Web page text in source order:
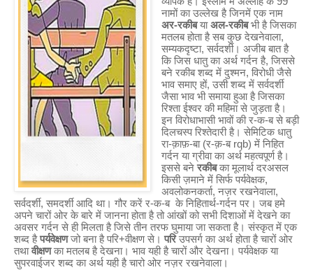
नामों का उल्लेख है जिनमें एक नाम
अर-रकीबयाअल-रकीबभी है जिसका
मतलब होता है सब कुछ देखनेवाला,
सम्यकदृष्टा, सर्वदर्शी। अजीब बात है
कि जिस धातु का अर्थ गर्दन है, जिससे
बने रकीब शब्द में दुश्मन, विरोधी जैसे
भाव समाए हों, उसी शब्द में सर्वदर्शी
जैसा भाव भी समाया हुआ है जिसका
रिश्ता ईश्वर की महिमा से जुड़ता है।
इन विरोधाभासी भावों की र-क-ब से बड़ी
दिलचस्प रिश्तेदारी है। सेमिटिक धातु
रा-क़ाफ़-बा (र-क़-ब rqb) में निहित
गर्दन या ग्रीवा का अर्थ महत्वपूर्ण है।
इससे बने रकीबका मूलार्थ दरअसल
किसी ज़माने में सिर्फ पर्यवेक्षक,
अवलोकनकर्ता, नज़र रखनेवाला,
सर्वदर्शी, समदर्शी आदि था। गौर करें र-क-ब के निहितार्थ-गर्दन पर। जब हमे
अपने चारों ओर के बारे में जानना होता है तो आंखों को सभी दिशाओं में देखने का
अवसर गर्दन से ही मिलता है जिसे तीन तरफ घुमाया जा सकता है। संस्कृत में एक
शब्द हैपर्यवेक्षणजो बना है परि+वीक्षण से। परिउपसर्ग का अर्थ होता है चारों ओर
तथावीक्षणका मतलब है देखना। भाव यही है चारों और देखना। पर्यवेक्षक या
सुपरवाईजर शब्द का अर्थ यही है चारो ओर नज़र रखनेवाला।